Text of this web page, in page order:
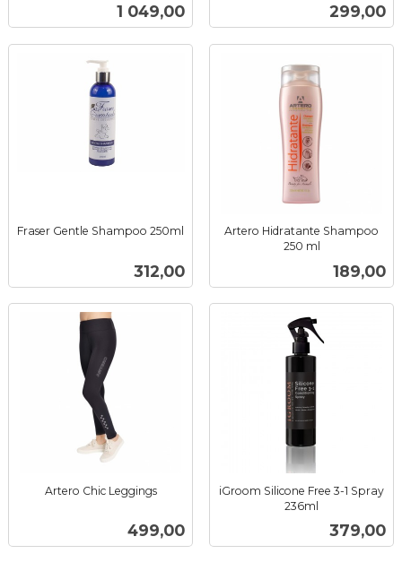
Pris
1 049,00 Pris
299,00
Fraser Gentle Shampoo 250ml
Pris
312,00
Artero Hidratante Shampoo
250 ml
Pris
189,00
Artero Chic Leggings
Pris
499,00
iGroom Silicone Free 3-1 Spray
236ml
Pris
379,00